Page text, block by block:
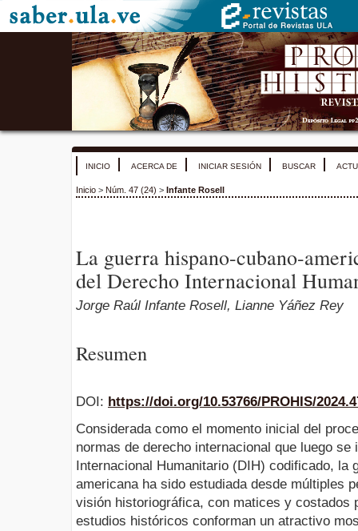
INICIO ACERCA DE INICIAR SESIÓN BUSCAR
Inicio > Núm. 47 (24) > Infante Rosell
La guerra hispano-cubano-
del Derecho Internacional
Jorge Raúl Infante Rosell, Lianne Yáñez Rey
Resumen
DOI: https://doi.org/10.53766/PROHIS/
Considerada como el momento inicial del
normas de derecho internacional que luego se
Internacional Humanitario (DIH) codificado, la
americana ha sido estudiada desde múltiples
visión historiográfica, con matices y costados
estudios históricos conforman un atractivo